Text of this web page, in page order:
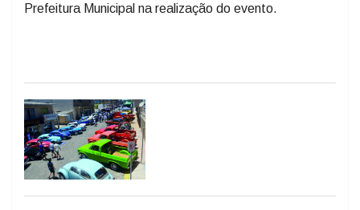
Prefeitura Municipal na realização do evento.